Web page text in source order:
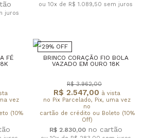
juros
ou 10x de R$ 1.089,50 sem juros
FÉ
vez
(10%
29% OFF
BRINCO CORAÇÃO FIO BOLA
VAZADO EM OURO 18K
R$ 2.547,00 à vista
no Pix Parcelado, Pix, uma vez
no
cartão de crédito ou Boleto (10%
Off)
R$ 3.962,00
R$ 2.830,00